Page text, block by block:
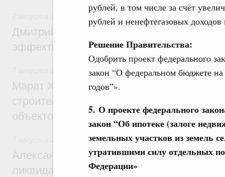
рублей, в том числе за счёт
рублей и ненефтегазовых
Решение Правительства:
Одобрить проект федерального
закон “О федеральном бюджете
годов”».
5. О проекте федерального
закон “Об ипотеке (залоге
земельных участков из земель
утратившими силу отдельных
Федерации»
Развитие сельских территорий
Дмитрий Патрушев: Синхронизация
эффективность поддержки сельских
Экономика городов. Городская среда
Марат Хуснуллин: «Единый заказчик»
строительство и реконструкцию более
объектов
Чрезвычайные ситуации и ликвидация их
Александр Козлов провёл заседание
ликвидации последствий чрезвычайной